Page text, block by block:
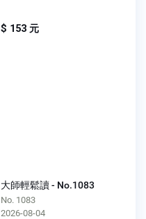
$ 153 元
大師輕鬆讀 - No.1083
No. 1083
2026-08-04